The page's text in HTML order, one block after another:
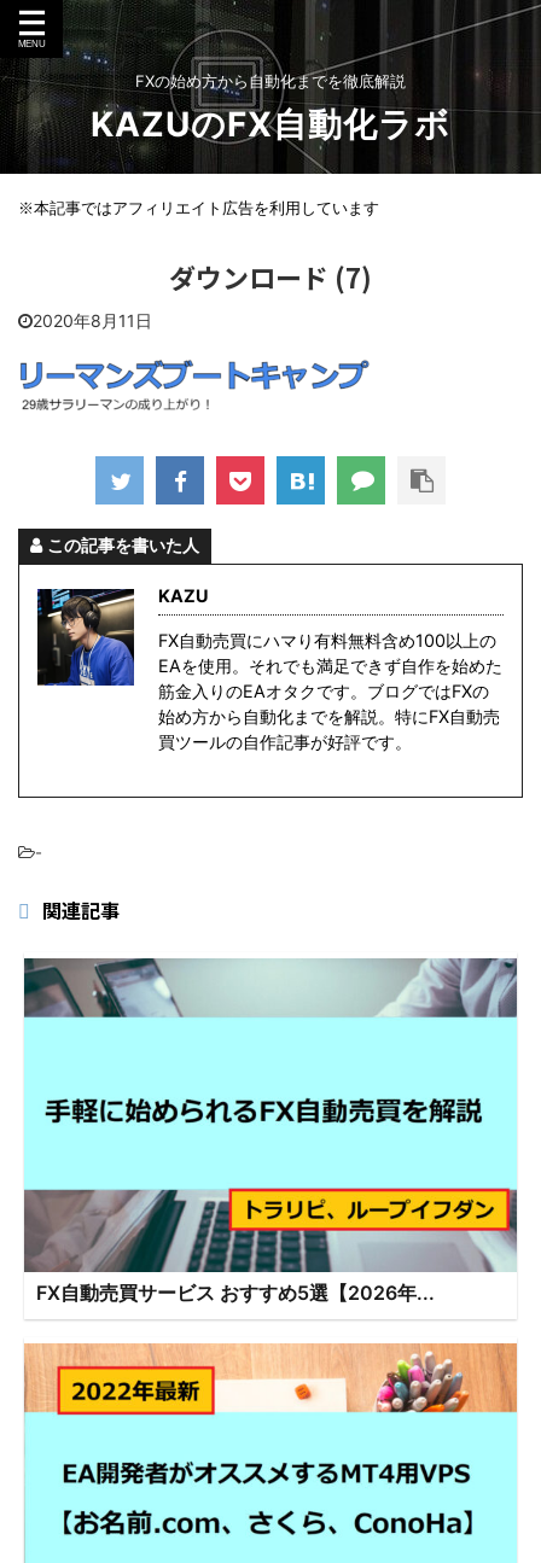
FXの始め方から自動化までを徹底解説
KAZUのFX自動化ラボ
※本記事ではアフィリエイト広告を利用しています
ダウンロード (7)
2020年8月11日
この記事を書いた人
KAZU
FX自動売買にハマり有料無料含め100以上の
EAを使用。それでも満足できず自作を始めた
筋金入りのEAオタクです。ブログではFXの
始め方から自動化までを解説。特にFX自動売
買ツールの自作記事が好評です。
-
関連記事
FX自動売買サービス おすすめ5選【2026年...